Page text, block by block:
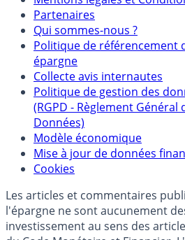
Mentions légales et
Partenaires
Qui sommes-nous ?
Politique de référencement
épargne
Collecte avis internautes
Politique de gestion des
(RGPD - Règlement Général
Données)
Modèle économique
Mise à jour de données
Cookies
Les articles et commentaires
l'épargne ne sont aucunement